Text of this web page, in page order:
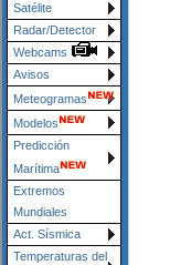
Satélite
Radar/Detector
Webcams
Avisos
Meteogramas
Modelos
Predicción
Marítima
Extremos
Mundiales
Act. Sísmica
Temperaturas del